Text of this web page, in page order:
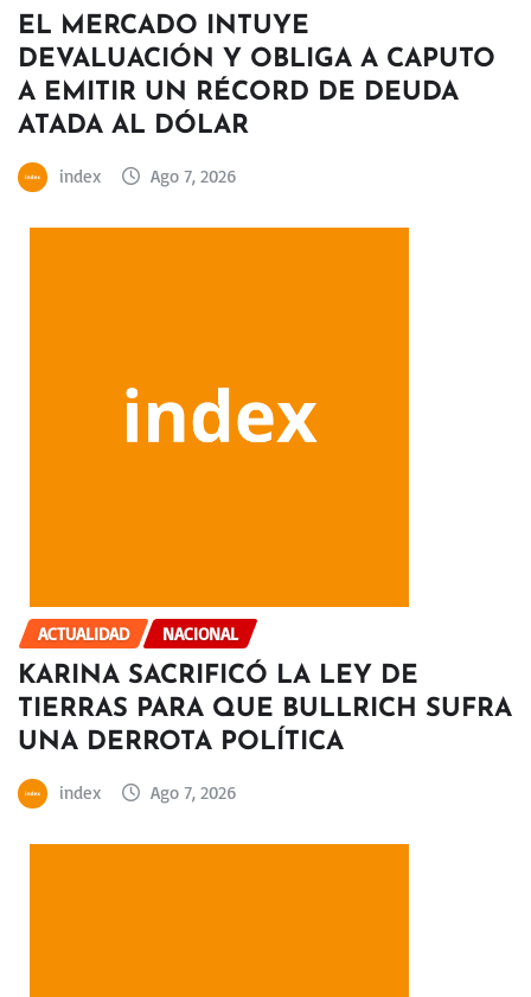
EL MERCADO INTUYE
DEVALUACIÓN Y OBLIGA A CAPUTO
A EMITIR UN RÉCORD DE DEUDA
ATADA AL DÓLAR
index Ago 7, 2026
ACTUALIDAD NACIONAL
KARINA SACRIFICÓ LA LEY DE
TIERRAS PARA QUE BULLRICH SUFRA
UNA DERROTA POLÍTICA
index Ago 7, 2026